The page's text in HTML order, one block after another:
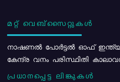
മറ്റ് വെബ്സൈറ്റുകൾ
നാഷണൽ പോർട്ടൽ ഓഫ്
കേന്ദ്ര വനം പരിസ്ഥിതി
പ്രധാനപ്പെട്ട ലിങ്കുകൾ